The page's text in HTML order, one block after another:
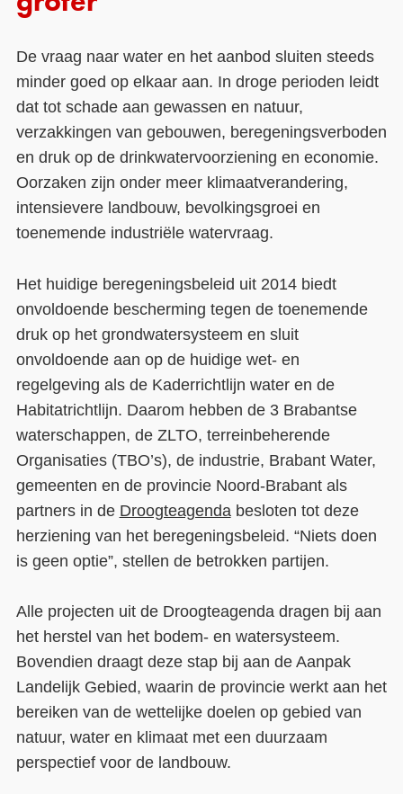
De vraag naar water en het aanbod sluiten steeds
minder goed op elkaar aan. In droge perioden leidt
dat tot schade aan gewassen en natuur,
verzakkingen van gebouwen, beregeningsverboden
en druk op de drinkwatervoorziening en economie.
Oorzaken zijn onder meer klimaatverandering,
intensievere landbouw, bevolkingsgroei en
toenemende industriële watervraag.
Het huidige beregeningsbeleid uit 2014 biedt
onvoldoende bescherming tegen de toenemende
druk op het grondwatersysteem en sluit
onvoldoende aan op de huidige wet- en
regelgeving als de Kaderrichtlijn water en de
Habitatrichtlijn. Daarom hebben de 3 Brabantse
waterschappen, de ZLTO, terreinbeherende
Organisaties (TBO’s), de industrie, Brabant Water,
gemeenten en de provincie Noord-Brabant als
partners in de Droogteagenda besloten tot deze
herziening van het beregeningsbeleid. “Niets doen
is geen optie”, stellen de betrokken partijen.
Alle projecten uit de Droogteagenda dragen bij aan
het herstel van het bodem- en watersysteem.
Bovendien draagt deze stap bij aan de Aanpak
Landelijk Gebied, waarin de provincie werkt aan het
bereiken van de wettelijke doelen op gebied van
natuur, water en klimaat met een duurzaam
perspectief voor de landbouw.